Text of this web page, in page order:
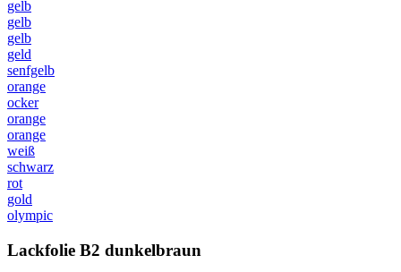
gelb
gelb
gelb
geld
senfgelb
orange
ocker
orange
orange
weiß
schwarz
rot
gold
olympic
Lackfolie B2 dunkelbraun